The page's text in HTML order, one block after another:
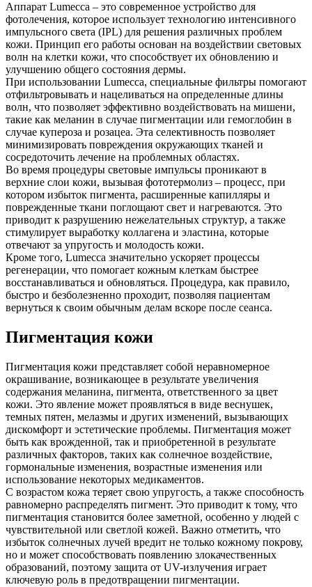
Аппарат Lumecca – это современное устройство для
фотолечения, которое использует технологию интенсивного
импульсного света (IPL) для решения различных проблем
кожи. Принцип его работы основан на воздействии световых
волн на клетки кожи, что способствует их обновлению и
улучшению общего состояния дермы.
При использовании Lumecca, специальные фильтры помогают
отфильтровывать и нацеливаться на определенные длины
волн, что позволяет эффективно воздействовать на мишени,
такие как меланин в случае пигментации или гемоглобин в
случае купероза и розацеа. Эта селективность позволяет
минимизировать повреждения окружающих тканей и
сосредоточить лечение на проблемных областях.
Во время процедуры световые импульсы проникают в
верхние слои кожи, вызывая фототермолиз – процесс, при
котором избыток пигмента, расширенные капилляры и
поврежденные ткани поглощают свет и нагреваются. Это
приводит к разрушению нежелательных структур, а также
стимулирует выработку коллагена и эластина, которые
отвечают за упругость и молодость кожи.
Кроме того, Lumecca значительно ускоряет процессы
регенерации, что помогает кожным клеткам быстрее
восстанавливаться и обновляться. Процедура, как правило,
быстро и безболезненно проходит, позволяя пациентам
вернуться к своим обычным делам вскоре после сеанса.
Пигментация кожи
Пигментация кожи представляет собой неравномерное
окрашивание, возникающее в результате увеличения
содержания меланина, пигмента, ответственного за цвет
кожи. Это явление может проявляться в виде веснушек,
темных пятен, мелазмы и других изменений, вызывающих
дискомфорт и эстетические проблемы. Пигментация может
быть как врожденной, так и приобретенной в результате
различных факторов, таких как солнечное воздействие,
гормональные изменения, возрастные изменения или
использование некоторых медикаментов.
С возрастом кожа теряет свою упругость, а также способность
равномерно распределять пигмент. Это приводит к тому, что
пигментация становится более заметной, особенно у людей с
чувствительной или светлой кожей. Важно отметить, что
избыток солнечных лучей вредит не только кожному покрову,
но и может способствовать появлению злокачественных
образований, поэтому защита от UV-излучения играет
ключевую роль в предотвращении пигментации.